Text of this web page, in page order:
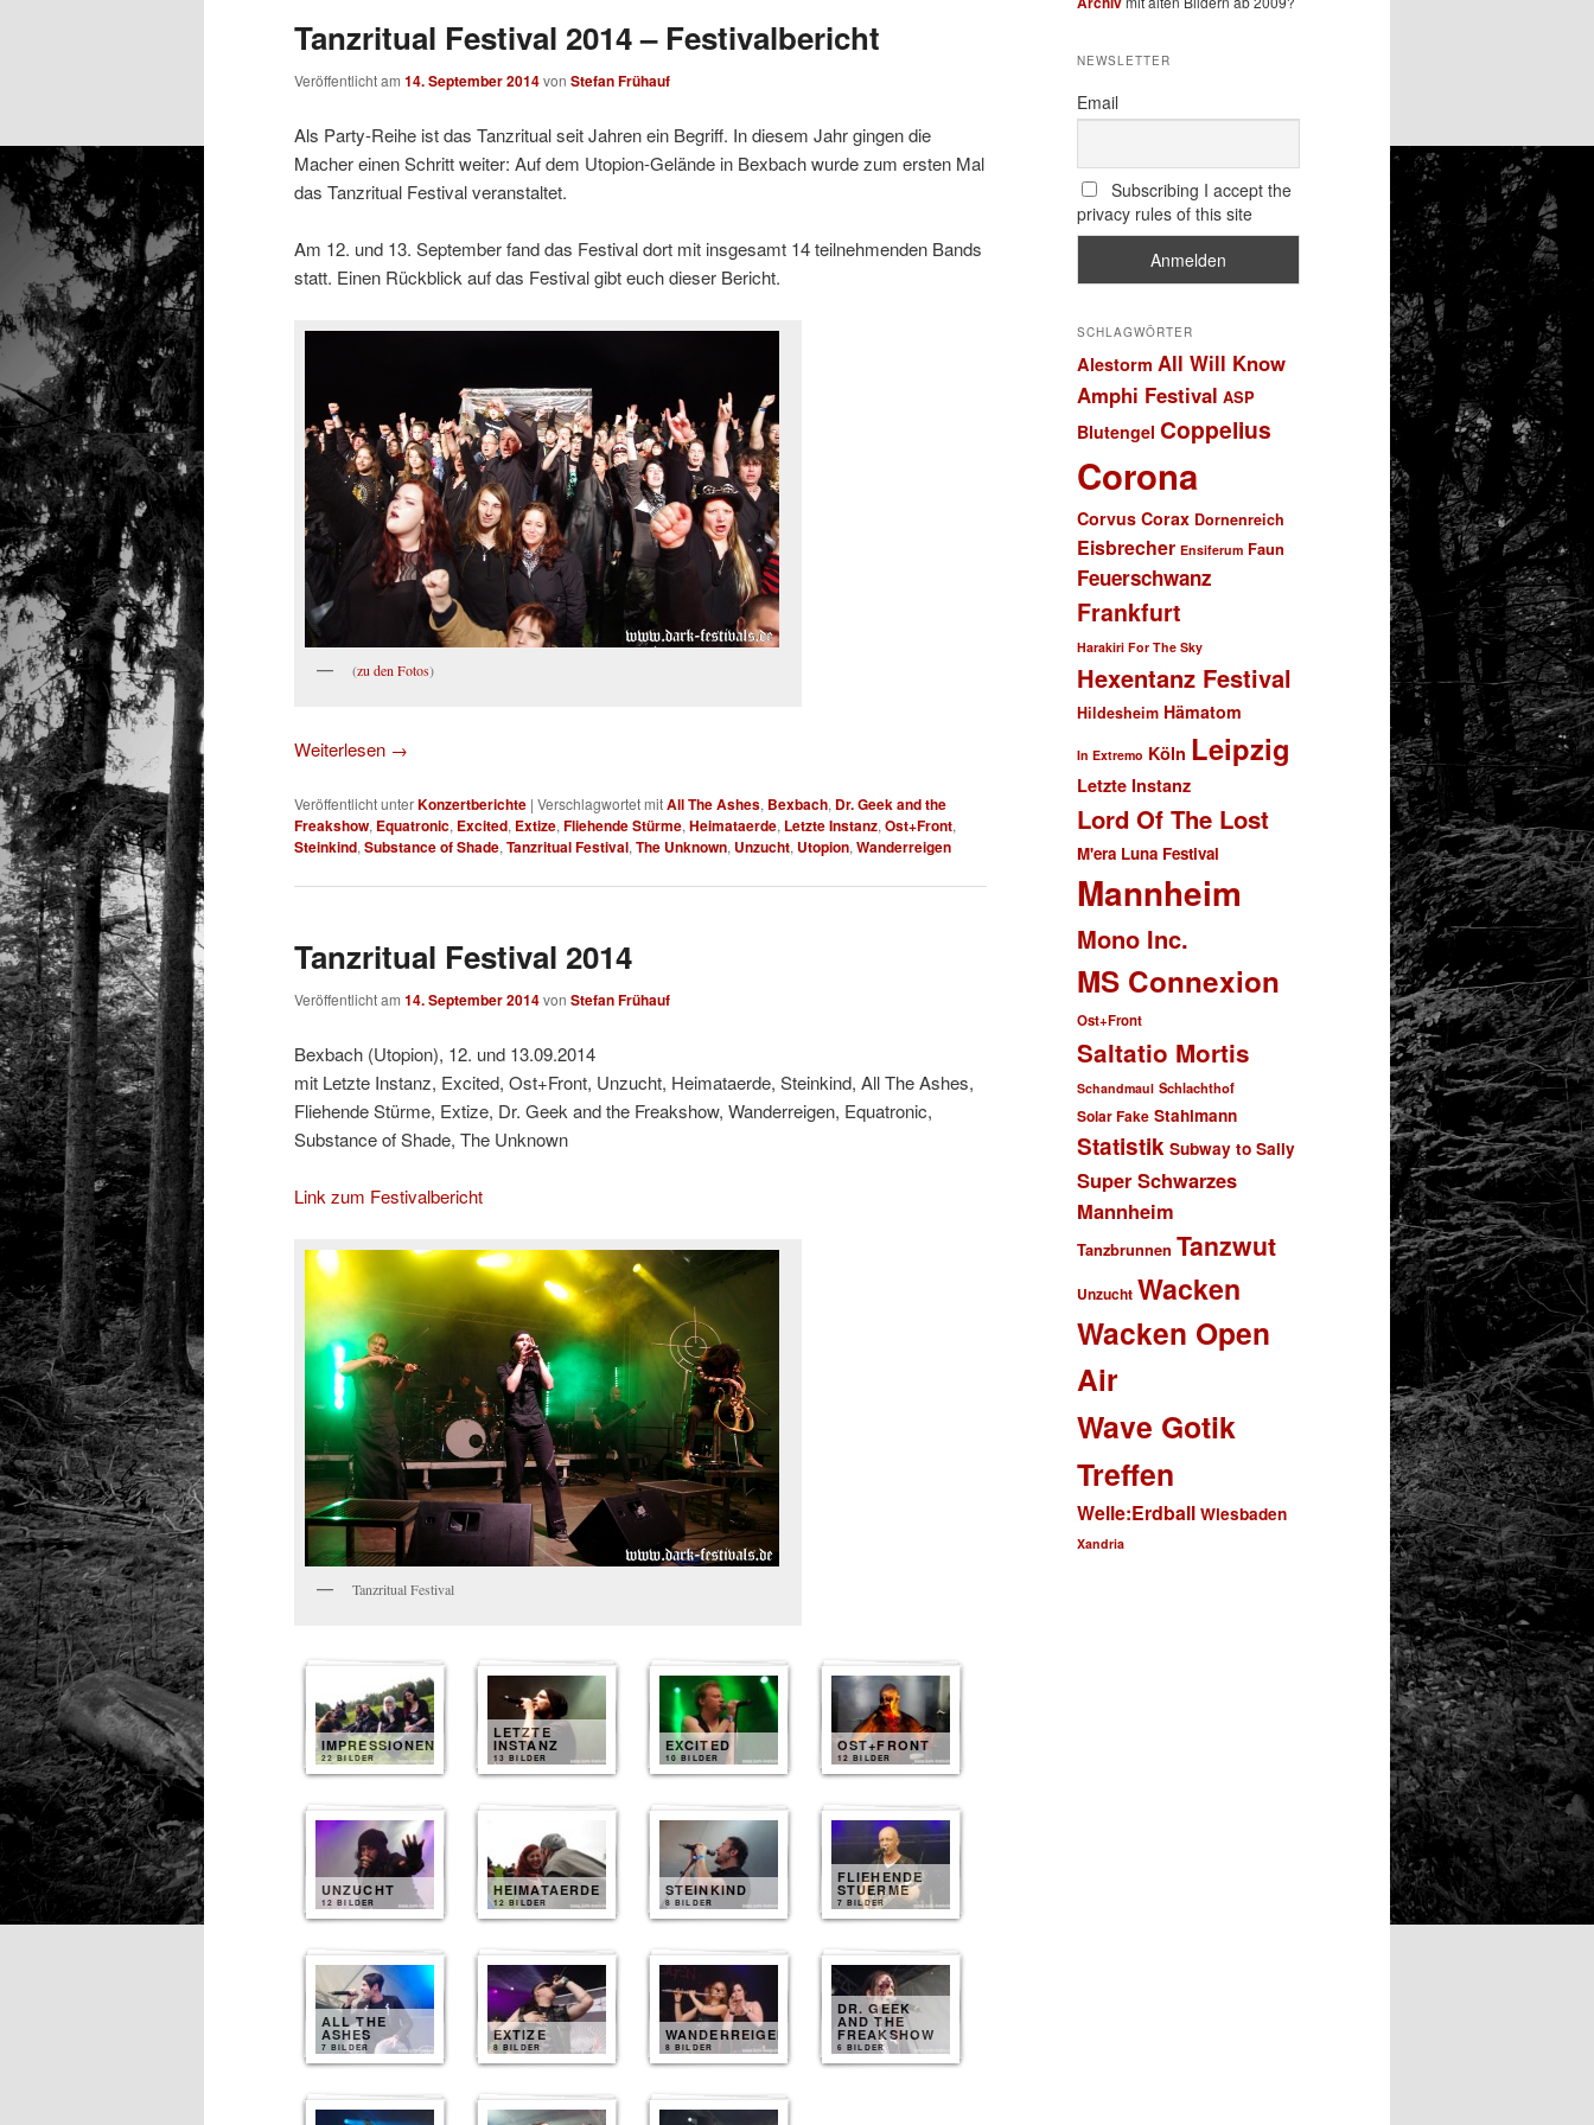
Tanzritual Festival 2014 – Festivalbericht
Veröffentlicht am 14. September 2014von Stefan Frühauf
Als Party-Reihe ist das Tanzritual seit Jahren ein Begriff. In diesem Jahr gingen die
Macher einen Schritt weiter: Auf dem Utopion-Gelände in Bexbach wurde zum ersten Mal
das Tanzritual Festival veranstaltet.
Am 12. und 13. September fand das Festival dort mit insgesamt 14 teilnehmenden Bands
statt. Einen Rückblick auf das Festival gibt euch dieser Bericht.
(zu den Fotos)
Weiterlesen →
Veröffentlicht unterKonzertberichte | Verschlagwortet mitAll The Ashes, Bexbach, Dr. Geek and the
Freakshow, Equatronic, Excited, Extize, Fliehende Stürme, Heimataerde, Letzte Instanz, Ost+Front,
Steinkind, Substance of Shade, Tanzritual Festival, The Unknown, Unzucht, Utopion, Wanderreigen
Tanzritual Festival 2014
Veröffentlicht am 14. September 2014von Stefan Frühauf
Bexbach (Utopion), 12. und 13.09.2014
mit Letzte Instanz, Excited, Ost+Front, Unzucht, Heimataerde, Steinkind, All The Ashes,
Fliehende Stürme, Extize, Dr. Geek and the Freakshow, Wanderreigen, Equatronic,
Substance of Shade, The Unknown
Link zum Festivalbericht
Tanzritual Festival
IMPRESSIONEN
22 BILDER
LETZTE
INSTANZ
13 BILDER
EXCITED
10 BILDER
OST+FRONT
12 BILDER
UNZUCHT
12 BILDER
HEIMATAERDE
12 BILDER
STEINKIND
8 BILDER
FLIEHENDE
STUERME
7 BILDER
ALL THE
ASHES
7 BILDER
EXTIZE
8 BILDER
WANDERREIGEN
8 BILDER
DR. GEEK
AND THE
FREAKSHOW
6 BILDER
NEWSLETTER
Email
Subscribing I accept the
privacy rules of this site
SCHLAGWÖRTER
Alestorm All Will Know
Amphi Festival ASP
Blutengel Coppelius
Corona
Corvus Corax Dornenreich
Eisbrecher Ensiferum Faun
Feuerschwanz
Frankfurt
Harakiri For The Sky
Hexentanz Festival
Hildesheim Hämatom
In Extremo Köln Leipzig
Letzte Instanz
Lord Of The Lost
M'era Luna Festival
Mannheim
Mono Inc.
MS Connexion
Ost+Front
Saltatio Mortis
Schandmaul Schlachthof
Solar Fake Stahlmann
Statistik Subway to Sally
Super Schwarzes
Mannheim
Tanzbrunnen Tanzwut
Unzucht Wacken
Wacken Open
Air
Wave Gotik
Treffen
Welle:Erdball Wiesbaden
Xandria